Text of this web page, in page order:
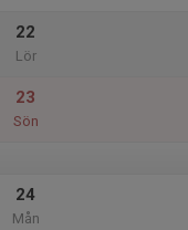
22
Lör
23
Sön
24
Mån